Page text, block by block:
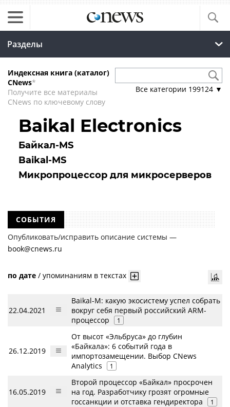
Разделы
Индексная книга (каталог)
CNews*
Получите все материалы
CNews по ключевому слову
Все категории 199124 ▼
Baikal Electronics
Байкал-MS
Baikal-MS
Микропроцессор для микросерверов
СОБЫТИЯ
Опубликовать/исправить описание системы —
book@cnews.ru
по дате / упоминаниям в текстах
22.04.2021
Baikal-M: какую экосистему успел собрать
вокруг себя первый российский ARM-
процессор
1
26.12.2019
От высот «Эльбруса» до глубин
«Байкала»: 6 событий года в
импортозамещении. Выбор CNews
Analytics
1
16.05.2019
Второй процессор «Байкал» просрочен
на год. Разработчику грозят огромные
госсанкции и отставка гендиректора
1